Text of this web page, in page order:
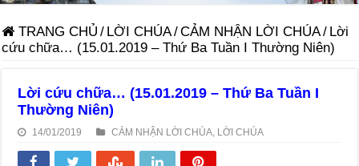
TRANG CHỦ / LỜI CHÚA/CẢM NHẬN LỜI CHÚA/ Lời
cứu chữa… (15.01.2019 – Thứ Ba Tuần I Thường Niên)
Lời cứu chữa… (15.01.2019 – Thứ Ba Tuần I
Thường Niên)
14/01/2019 CẢM NHẬN LỜI CHÚA LỜI CHÚA